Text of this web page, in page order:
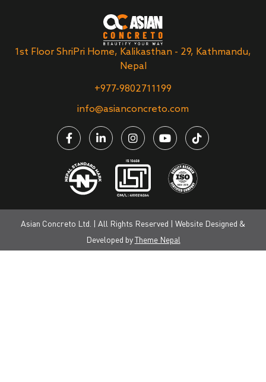
1st Floor ShriPri Home, Kalikasthan - 29, Kathmandu,
Nepal
+977-9802711199
info@asianconcreto.com
Asian Concreto Ltd. | All Rights Reserved | Website Designed &
Developed byTheme Nepal